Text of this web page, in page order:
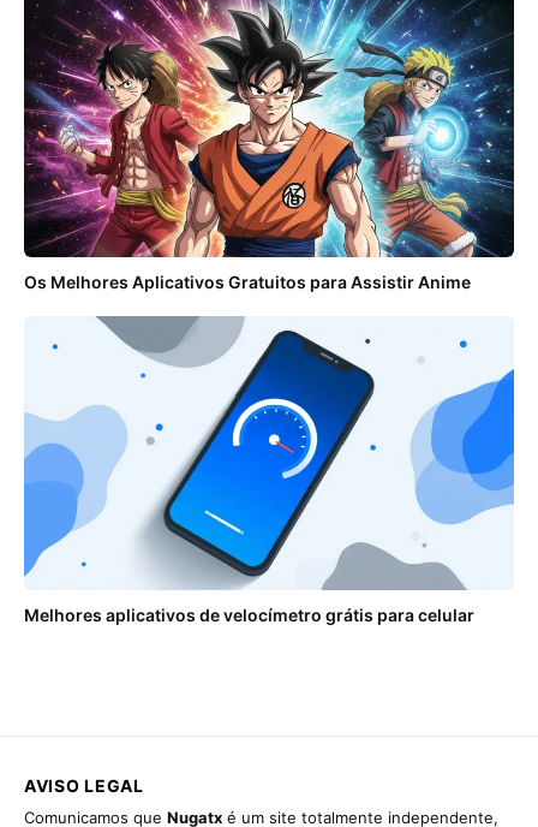
Os Melhores Aplicativos Gratuitos para Assistir Anime
Melhores aplicativos de velocímetro grátis para celular
AVISO LEGAL
Comunicamos que Nugatx é um site totalmente independente,